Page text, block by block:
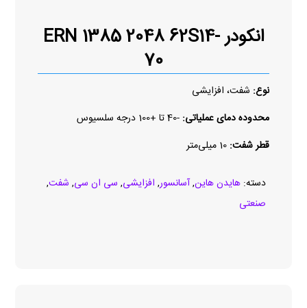
انکودر ERN 1385 2048 62S14-
70
نوع: شفت، افزایشی
محدوده دمای عملیاتی:-40 تا +100 درجه سلسیوس
قطر شفت:10 میلی‌متر
دسته:هایدن هاین,آسانسور, افزایشی, سی ان سی, شفت,
صنعتی